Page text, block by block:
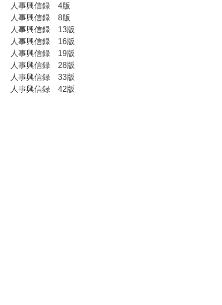
人事興信録 4版
人事興信録 8版
人事興信録 13版
人事興信録 16版
人事興信録 19版
人事興信録 28版
人事興信録 33版
人事興信録 42版